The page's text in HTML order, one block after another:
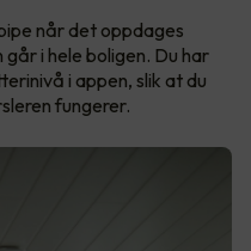
når det oppdages
går i hele boligen. Du har
i appen, slik at du
fungerer.